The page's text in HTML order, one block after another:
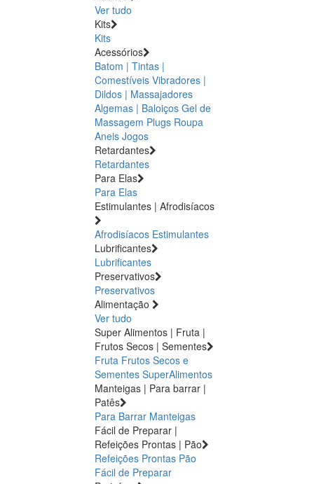
Ver tudo
Kits
Kits
Acessórios
Batom | Tintas |
Comestíveis Vibradores |
Dildos | Massajadores
Algemas | Baloiços Gel de
Massagem Plugs Roupa
Aneis Jogos
Retardantes
Retardantes
Para Elas
Para Elas
Estimulantes | Afrodisíacos
Afrodisíacos Estimulantes
Lubrificantes
Lubrificantes
Preservativos
Preservativos
Alimentação
Ver tudo
Super Alimentos | Fruta |
Frutos Secos | Sementes
Fruta Frutos Secos e
Sementes SuperAlimentos
Manteigas | Para barrar |
Patês
Para Barrar Manteigas
Fácil de Preparar |
Refeições Prontas | Pão
Refeições Prontas Pão
Fácil de Preparar